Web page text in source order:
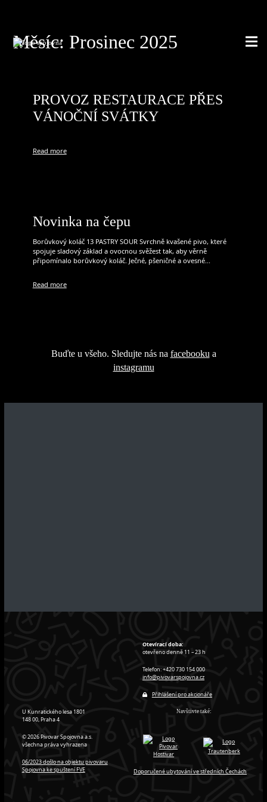
Měsíc: Prosinec 2025
PROVOZ RESTAURACE PŘES
VÁNOČNÍ SVÁTKY
Read more
Novinka na čepu
Borůvkový koláč 13 PASTRY SOUR Svrchně kvašené pivo, které
spojuje sladový základ a ovocnou svěžest tak, aby věrně
připomínalo borůvkový koláč. Ječné, pšeničné a ovesné...
Read more
Buďte u všeho. Sledujte nás na facebooku a
instagramu
Otevírací doba:
otevřeno denně 11 – 23 h
Telefon: +420 730 154 000
info@pivovarspojovna.cz
Přihlášení pro akcionáře
U Kunratického lesa 1801
148 00, Praha 4
© 2026 Pivovar Spojovna a.s.
všechna práva vyhrazena
06/2023 došlo na objektu pivovaru
Spojovna ke spuštení FVE
Navštivte také:
Doporučené ubytování ve středních Čechách